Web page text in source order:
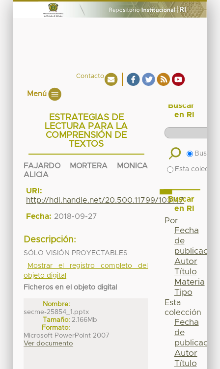
Contacto
Menú
ESTRATEGIAS DE
LECTURA PARA LA
COMPRENSIÓN DE
TEXTOS
FAJARDO MORTERA MONICA
ALICIA
URI:
http://hdl.handle.net/20.500.11799/103147
Fecha: 2018-09-27
Descripción:
SÓLO VISIÓN PROYECTABLES
Mostrar el registro completo del
objeto digital
Ficheros en el objeto digital
Nombre:
secme-25854_1.pptx
Tamaño: 2.166Mb
Formato:
Microsoft PowerPoint 2007
Ver documento
Buscar
en RI
Buscar
Esta
Buscar
en RI
Por
Fecha
de
publicación
Autor
Título
Materia
Tipo
Esta
colección
Fecha
de
publicación
Autor
Título